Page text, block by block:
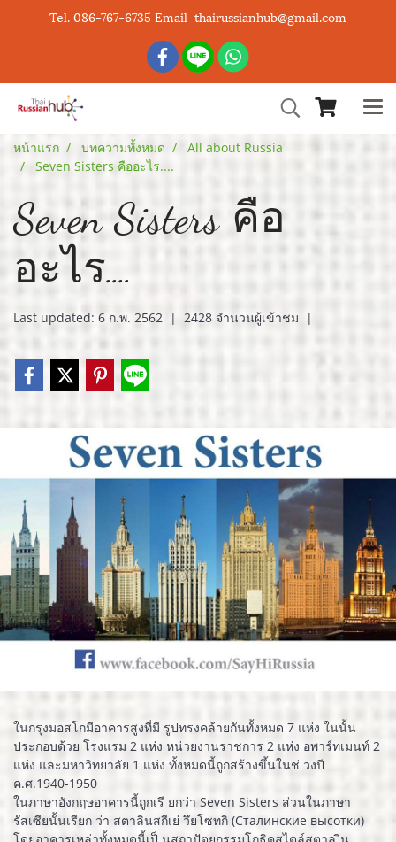
Tel. 086-767-6735 Email thairussianhub@gmail.com
หน้าแรก บทความทั้งหมด
All about Russia
Seven Sisters คืออะไร....
Seven Sisters คือ
อะไร....
Last updated: 6 ก.พ. 2562 | 2428 จำนวนผู้เข้าชม |
ในกรุงมอสโกมีอาคารสูงที่มี รูปทรงคล้ายกันทั้งหมด 7 แห่ง ในนั้น
ประกอบด้วย โรงแรม 2 แห่ง หน่วยงานราชการ 2 แห่ง อพาร์ทเมนท์ 2
แห่ง และมหาวิทยาลัย 1 แห่ง ทั้งหมดนี้ถูกสร้างขึ้นในช่ วงปี
ค.ศ.1940-1950
ในภาษาอังกฤษอาคารนี้ถูกเรี ยกว่า Seven Sisters ส่วนในภาษา
รัสเซียนั้นเรียก ว่า สตาลินสกีเย่ วึยโซทกิ (Сталинские высотки)